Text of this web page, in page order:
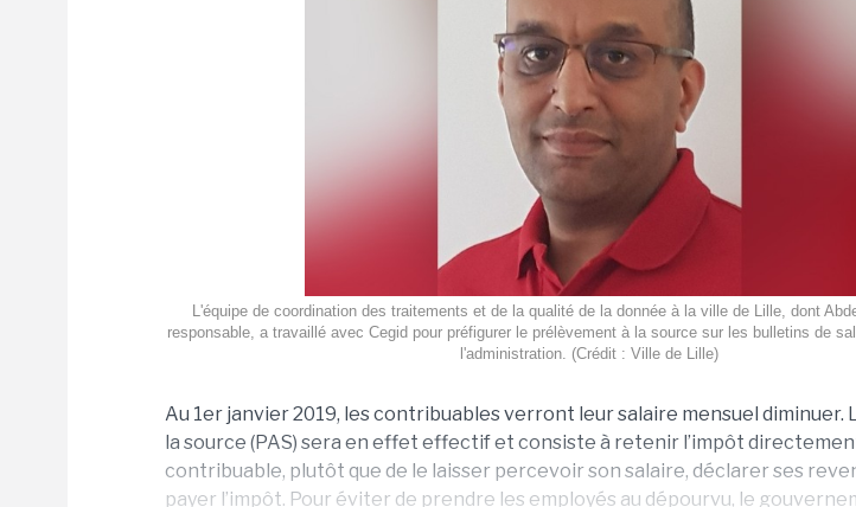
L'équipe de coordination des traitements et de la qualité de la donnée à la ville de Lille, dont
responsable, a travaillé avec Cegid pour préfigurer le prélèvement à la source sur les bulletins de
l'administration. (Crédit : Ville de Lille)
Au 1er janvier 2019, les contribuables verront leur salaire mensuel diminuer.
la source (PAS) sera en effet effectif et consiste à retenir l’impôt
contribuable, plutôt que de le laisser percevoir son salaire, déclarer ses
payer l’impôt. Pour éviter de prendre les employés au dépourvu, le